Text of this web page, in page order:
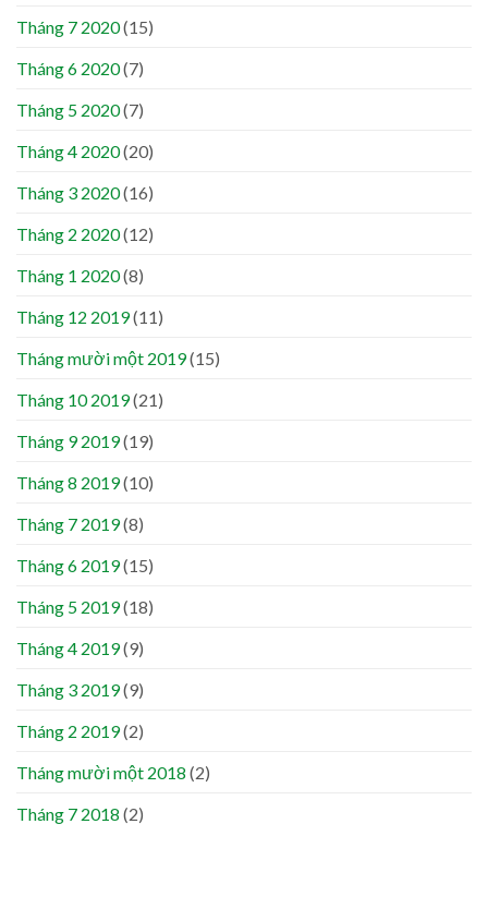
Tháng 7 2020(15)
Tháng 6 2020(7)
Tháng 5 2020(7)
Tháng 4 2020(20)
Tháng 3 2020(16)
Tháng 2 2020(12)
Tháng 1 2020(8)
Tháng 12 2019(11)
Tháng mười một 2019(15)
Tháng 10 2019(21)
Tháng 9 2019(19)
Tháng 8 2019(10)
Tháng 7 2019(8)
Tháng 6 2019(15)
Tháng 5 2019(18)
Tháng 4 2019(9)
Tháng 3 2019(9)
Tháng 2 2019(2)
Tháng mười một 2018 (2)
Tháng 7 2018 (2)